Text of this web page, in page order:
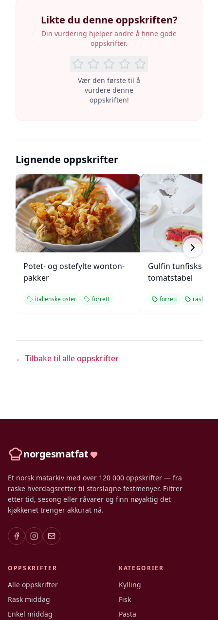
Likte du denne oppskriften?
Din vurdering hjelper andre å finne gode
oppskrifter.
Vær den første til å
vurdere denne
oppskriften!
Lignende oppskrifter
Potet- og ostefylte wonton-
pakker
italienske oster forrett
Gulfin tunfisksalat
tomatstabel
forrett rask
← Tilbake til alle oppskrifter
norgesmatfat
Et norsk matarkiv med over 120 000 oppskrifter — fra
raske hverdagsretter til storslagne festmenyer. Filtrer
etter tid, sesong eller råvarer og finn nøyaktig det
kjøkkenet trenger akkurat nå.
OPPSKRIFTER
Alle oppskrifter
Rask middag
Enkel middag
KATEGORIER
Kylling
Fisk
Pasta